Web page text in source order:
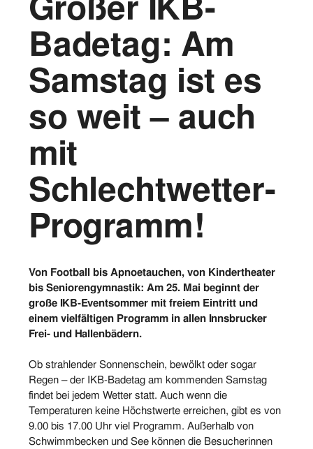
Logos
Bilder
Kontakt
Badetag: Am
Samstag ist es
so weit – auch
mit
Schlechtwetter-
Programm!
Von Football bis Apnoetauchen, von Kindertheater
bis Seniorengymnastik: Am 25. Mai beginnt der
große IKB-Eventsommer mit freiem Eintritt und
einem vielfältigen Programm in allen Innsbrucker
Frei- und Hallenbädern.
Ob strahlender Sonnenschein, bewölkt oder sogar
Regen – der IKB-Badetag am kommenden Samstag
findet bei jedem Wetter statt. Auch wenn die
Temperaturen keine Höchstwerte erreichen, gibt es von
9.00 bis 17.00 Uhr viel Programm. Außerhalb von
Schwimmbecken und See können die Besucherinnen